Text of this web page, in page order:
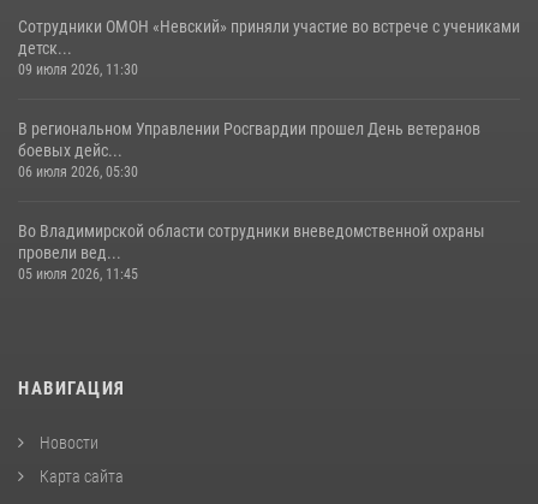
Сотрудники ОМОН «Невский» приняли участие во встрече с учениками
детск...
09 июля 2026, 11:30
В региональном Управлении Росгвардии прошел День ветеранов
боевых дейс...
06 июля 2026, 05:30
Во Владимирской области сотрудники вневедомственной охраны
провели вед...
05 июля 2026, 11:45
НАВИГАЦИЯ
Новости
Карта сайта